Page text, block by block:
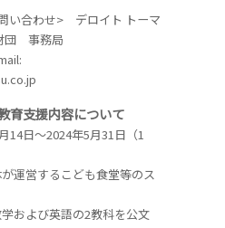
い合わせ> デロイト トーマ
団 事務局
支援内容について
日～2024年5月31日（1
運営するこども食堂等のス
および英語の2教科を公文